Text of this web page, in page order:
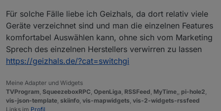
TL-SG105PE-5-Port-Gigabit-Easy-Smart-Switch-
Ports-Metallgehäuse/dp/B08GDC61NS?source=ps-
lpcontext&ref_=fplfs&smid=A3JWKAKR8XB7XF&lang
uage=de_DE&th=1
weiß nicht, ob ich den fernsteuern kann
Für solche Fälle liebe ich Geizhals, da dort relativ viele
Geräte verzeichnet sind und man die einzelnen Features
komfortabel Auswählen kann, ohne sich vom Marketing
Sprech des einzelnen Herstellers verwirren zu lassen
https://geizhals.de/?cat=switchgi
Meine Adapter und Widgets
TVProgram, SqueezeboxRPC, OpenLiga, RSSFeed, MyTime,, pi-hole2,
vis-json-template, skiinfo, vis-mapwidgets, vis-2-widgets-rssfeed
Links im Profil